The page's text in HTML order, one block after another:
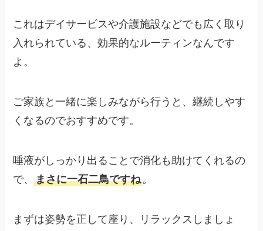
これはデイサービスや介護施設などでも広く取り
入れられている、効果的なルーティンなんです
よ。
ご家族と一緒に楽しみながら行うと、継続しやす
くなるのでおすすめです。
唾液がしっかり出ることで消化も助けてくれるの
で、まさに一石二鳥ですね。
まずは姿勢を正して座り、リラックスしましょ